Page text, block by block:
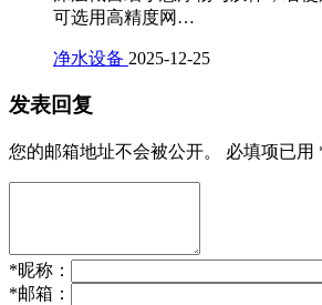
可选用高精度网…
净水设备 2025-12-25
发表回复
您的邮箱地址不会被公开。 必填项已用
*昵称：
*邮箱：